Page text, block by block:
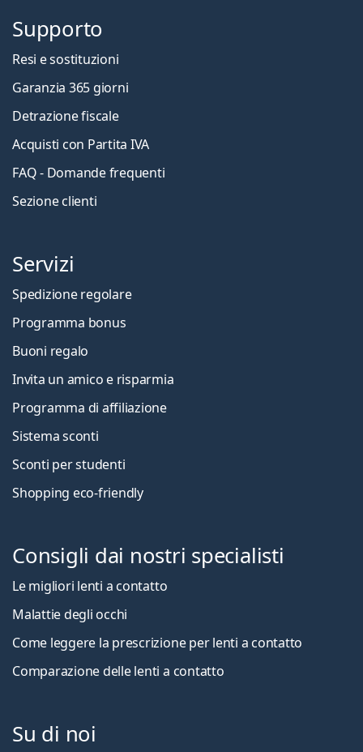
Supporto
Resi e sostituzioni
Garanzia 365 giorni
Detrazione fiscale
Acquisti con Partita IVA
FAQ - Domande frequenti
Sezione clienti
Servizi
Spedizione regolare
Programma bonus
Buoni regalo
Invita un amico e risparmia
Programma di affiliazione
Sistema sconti
Sconti per studenti
Shopping eco-friendly
Consigli dai nostri specialisti
Le migliori lenti a contatto
Malattie degli occhi
Come leggere la prescrizione per lenti a contatto
Comparazione delle lenti a contatto
Su di noi